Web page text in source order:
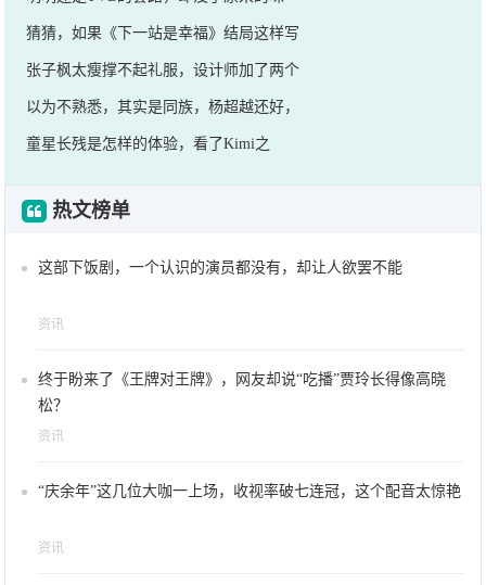
猜猜，如果《下一站是幸福》结局这样写
张子枫太瘦撑不起礼服，设计师加了两个
以为不熟悉，其实是同族，杨超越还好，
童星长残是怎样的体验，看了Kimi之
热文榜单
这部下饭剧，一个认识的演员都没有，却让人欲罢不能
资讯
终于盼来了《王牌对王牌》，网友却说“吃播”贾玲长得像高晓
松？
资讯
“庆余年”这几位大咖一上场，收视率破七连冠，这个配音太惊艳
资讯